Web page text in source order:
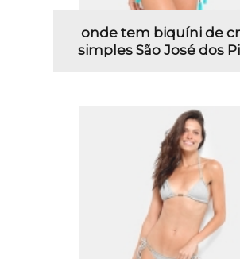
onde tem biquíni de
simples São José dos